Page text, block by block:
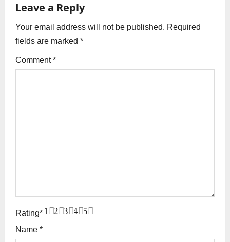
o
n
Leave a Reply
Your email address will not be published. Required
fields are marked *
Comment*
Rating* 5
4
3
2
1
Name *